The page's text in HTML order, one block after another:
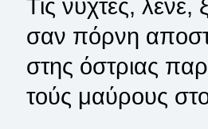
Τις νύχτες, λένε,
σαν πόρνη
στης όστριας
τούς μαύρους